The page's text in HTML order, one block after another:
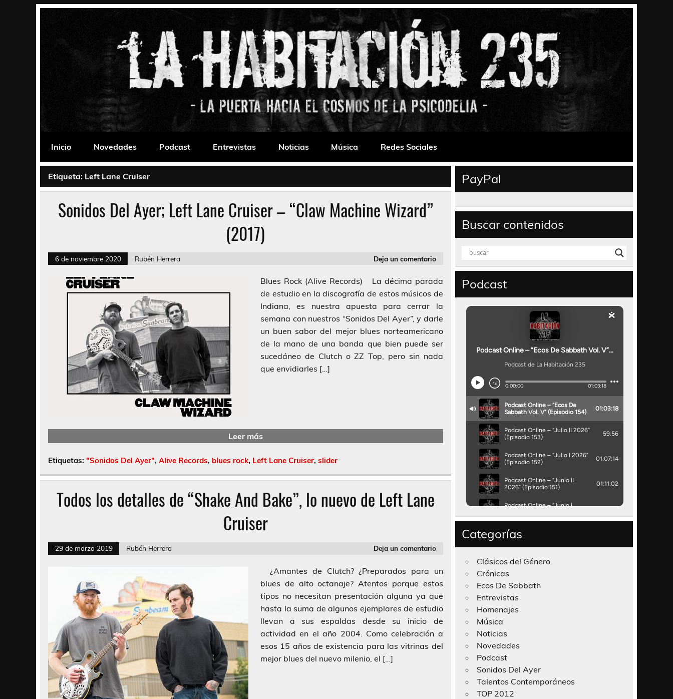
La Habitación 235
Inicio
Novedades Podcast Entrevistas Noticias Música Redes Sociales
Etiqueta: Left Lane Cruiser
Sonidos Del Ayer; Left Lane Cruiser – “Claw Machine Wizard”
(2017)
6 de noviembre 2020 Rubén Herrera Deja un comentario
Blues Rock (Alive Records) La décima parada
de estudio en la discografía de estos músicos de
Indiana, es nuestra apuesta para cerrar la
semana con nuestros “Sonidos Del Ayer”, y darle
un buen sabor del mejor blues norteamericano
de la mano de una banda que bien puede ser
sucedáneo de Clutch o ZZ Top, pero sin nada
que envidiarles […]
Leer más
Etiquetas: "Sonidos Del Ayer", Alive Records, blues rock, Left Lane Cruiser, slider
Todos los detalles de “Shake And Bake”, lo nuevo de Left Lane
Cruiser
29 de marzo 2019 Rubén Herrera Deja un comentario
¿Amantes de Clutch? ¿Preparados para un
blues de alto octanaje? Atentos porque estos
tipos no necesitan presentación alguna ya que
hasta la suma de algunos ejemplares de estudio
llevan a sus espaldas desde su inicio de
actividad en el año 2004. Como celebración a
esos 15 años de existencia para las vitrinas del
mejor blues del nuevo milenio, el […]
PayPal
Buscar contenidos
Podcast
Categorías
Clásicos del Género
Crónicas
Ecos De Sabbath
Entrevistas
Homenajes
Música
Noticias
Novedades
Podcast
Sonidos Del Ayer
Talentos Contemporáneos
TOP 2012